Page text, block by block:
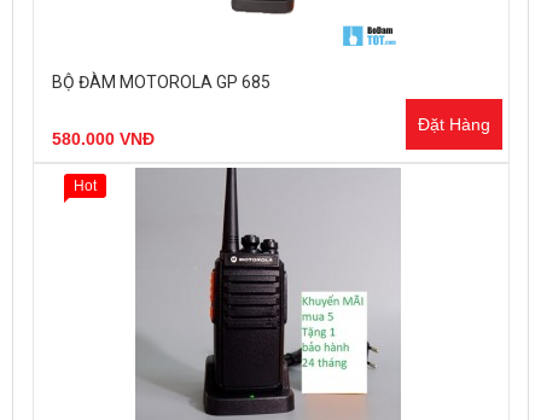
BỘ ĐÀM MOTOROLA GP 685
580.000 VNĐ
Đặt Hàng
Hot